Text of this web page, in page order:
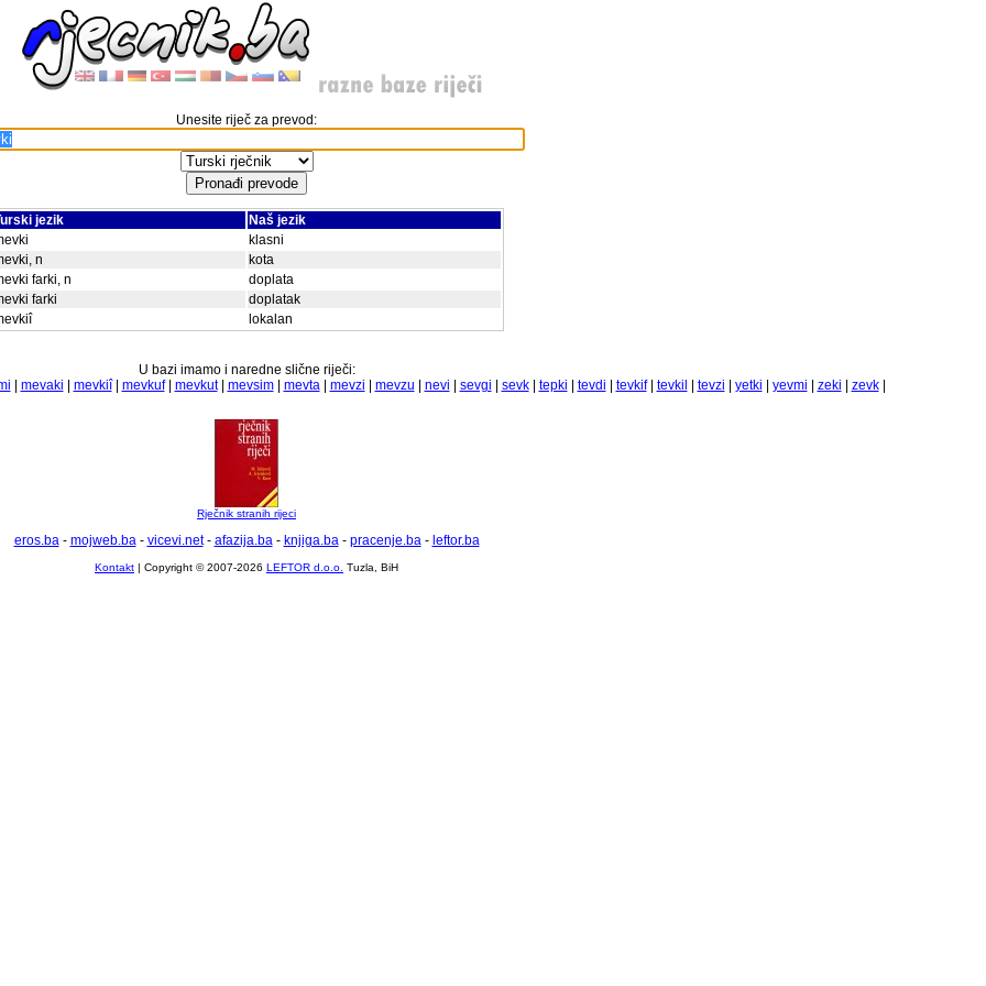
Unesite riječ za prevod:
jezik
Naš jezik
klasni
n
kota
farki, n
doplata
farki
doplatak
lokalan
U bazi imamo i naredne slične riječi:
mevaki mevkiî| mevkuf| mevkut| mevsim| mevta| mevzi mevzu nevi sevgi sevk| tepki tevdi tevkif| tevkil tevzi yetki yevmi zeki zevk|
Rječnik stranih rijeci
eros.ba- mojweb.ba- vicevi.net- afazija.ba- knjiga.ba- pracenje.ba- leftor.ba
Kontakt | Copyright © 2007-2026 LEFTOR d.o.o. Tuzla, BiH